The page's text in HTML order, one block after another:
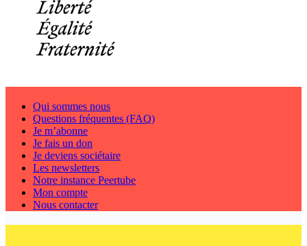
Qui sommes nous
Questions fréquentes (FAQ)
Je m’abonne
Je fais un don
Je deviens sociétaire
Les newsletters
Notre instance Peertube
Mon compte
Nous contacter